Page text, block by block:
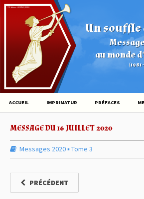
Un souffle
au monde
(1981
© Éditions HOVINE (2026)
ACCUEIL IMPRIMATUR PRÉFACES
MESSAGE DU 16 JUILLET 2020
Messages 2020▪︎Tome 3
PRÉCÉDENT